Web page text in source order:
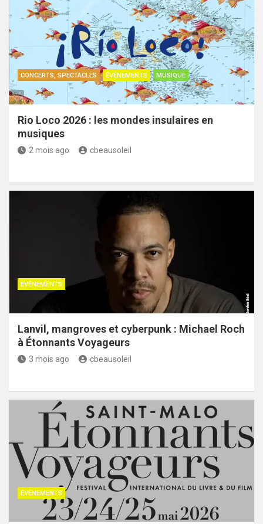
CONCERTS, SPECTACLES ÉVÉNEMENTS MUSIQUE
Rio Loco 2026 : les mondes insulaires en
musiques
2 mois ago cbeausoleil
ÉVÉNEMENTS
Lanvil, mangroves et cyberpunk : Michael Roch
à Étonnants Voyageurs
3 mois ago cbeausoleil
ÉVÉNEMENTS